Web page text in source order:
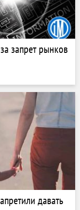
запрет рынков
давать